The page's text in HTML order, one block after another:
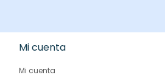
Mi cuenta
Mi cuenta